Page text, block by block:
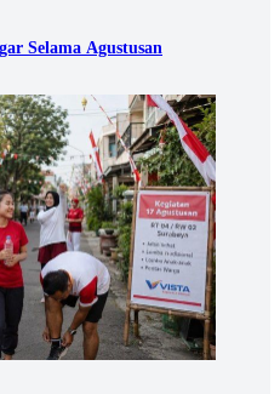
Selama Agustusan